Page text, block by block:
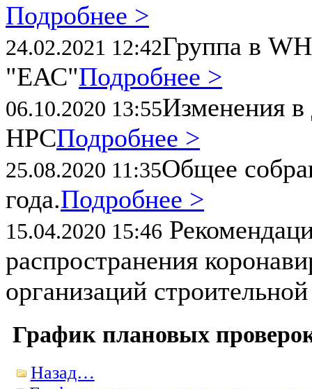
Подробнее >
24.02.2021 12:42Группа в
"ЕАС"Подробнее >
06.10.2020 13:55Изменения в
НРСПодробнее >
25.08.2020 11:35Общее
года.Подробнее >
15.04.2020 15:46
распространения
организаций
График плановых
Назад…